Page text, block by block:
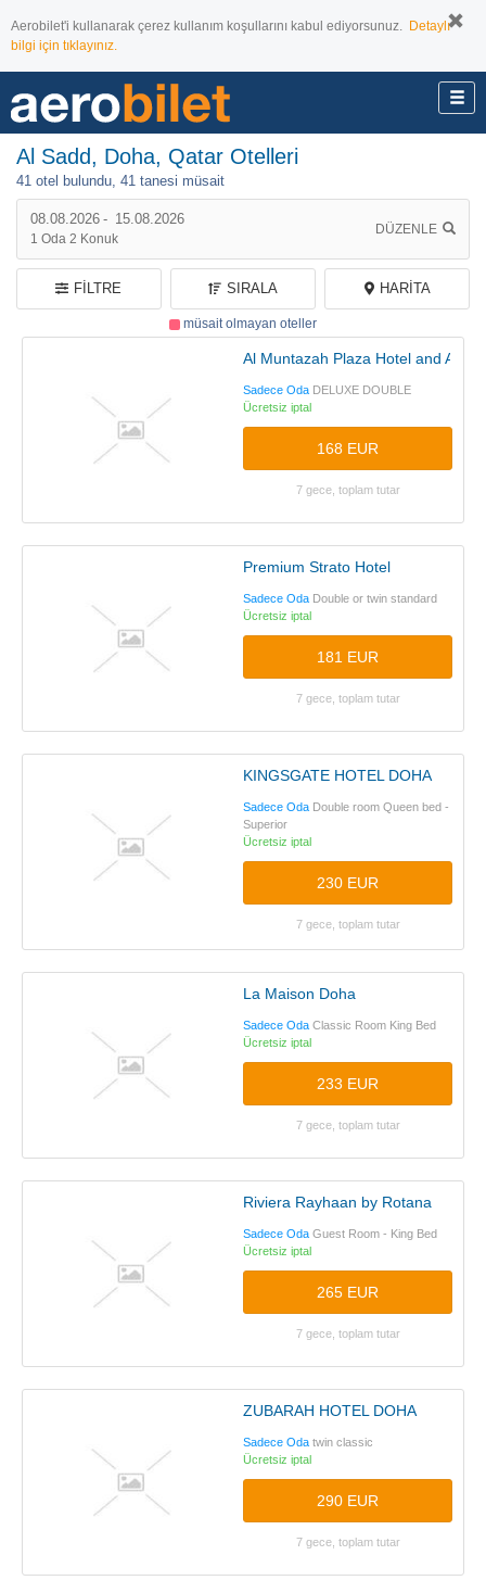
Aerobilet'i kullanarak çerez kullanım koşullarını kabul ediyorsunuz. Detaylı
bilgi için tıklayınız.
08.08.2026 - 15.08.2026
1 Oda 2 Konuk
DÜZENLE
Al Sadd, Doha, Qatar Otelleri
41 otel bulundu, 41 tanesi müsait
müsait olmayan oteller
FILTRE SIRALA HARITA
Al Muntazah Plaza Hotel and Apt.
Sadece Oda DELUXE DOUBLE
Ücretsiz iptal
168 EUR
7 gece, toplam tutar
Premium Strato Hotel
Sadece Oda Double or twin standard
Ücretsiz iptal
181 EUR
7 gece, toplam tutar
KINGSGATE HOTEL DOHA
Sadece Oda Double room Queen bed -
Superior
Ücretsiz iptal
230 EUR
7 gece, toplam tutar
La Maison Doha
Sadece Oda Classic Room King Bed
Ücretsiz iptal
233 EUR
7 gece, toplam tutar
Riviera Rayhaan by Rotana
Sadece Oda Guest Room - King Bed
Ücretsiz iptal
265 EUR
7 gece, toplam tutar
ZUBARAH HOTEL DOHA
Sadece Oda twin classic
Ücretsiz iptal
290 EUR
7 gece, toplam tutar